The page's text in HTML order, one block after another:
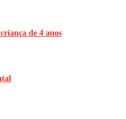
de 4 anos